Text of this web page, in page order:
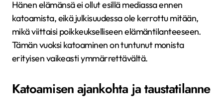
Hänen elämänsä ei ollut esillä mediassa ennen
katoamista, eikä julkisuudessa ole kerrottu mitään,
mikä viittaisi poikkeukselliseen elämäntilanteeseen.
Tämän vuoksi katoaminen on tuntunut monista
erityisen vaikeasti ymmärrettävältä.
Katoamisen ajankohta ja taustatilanne